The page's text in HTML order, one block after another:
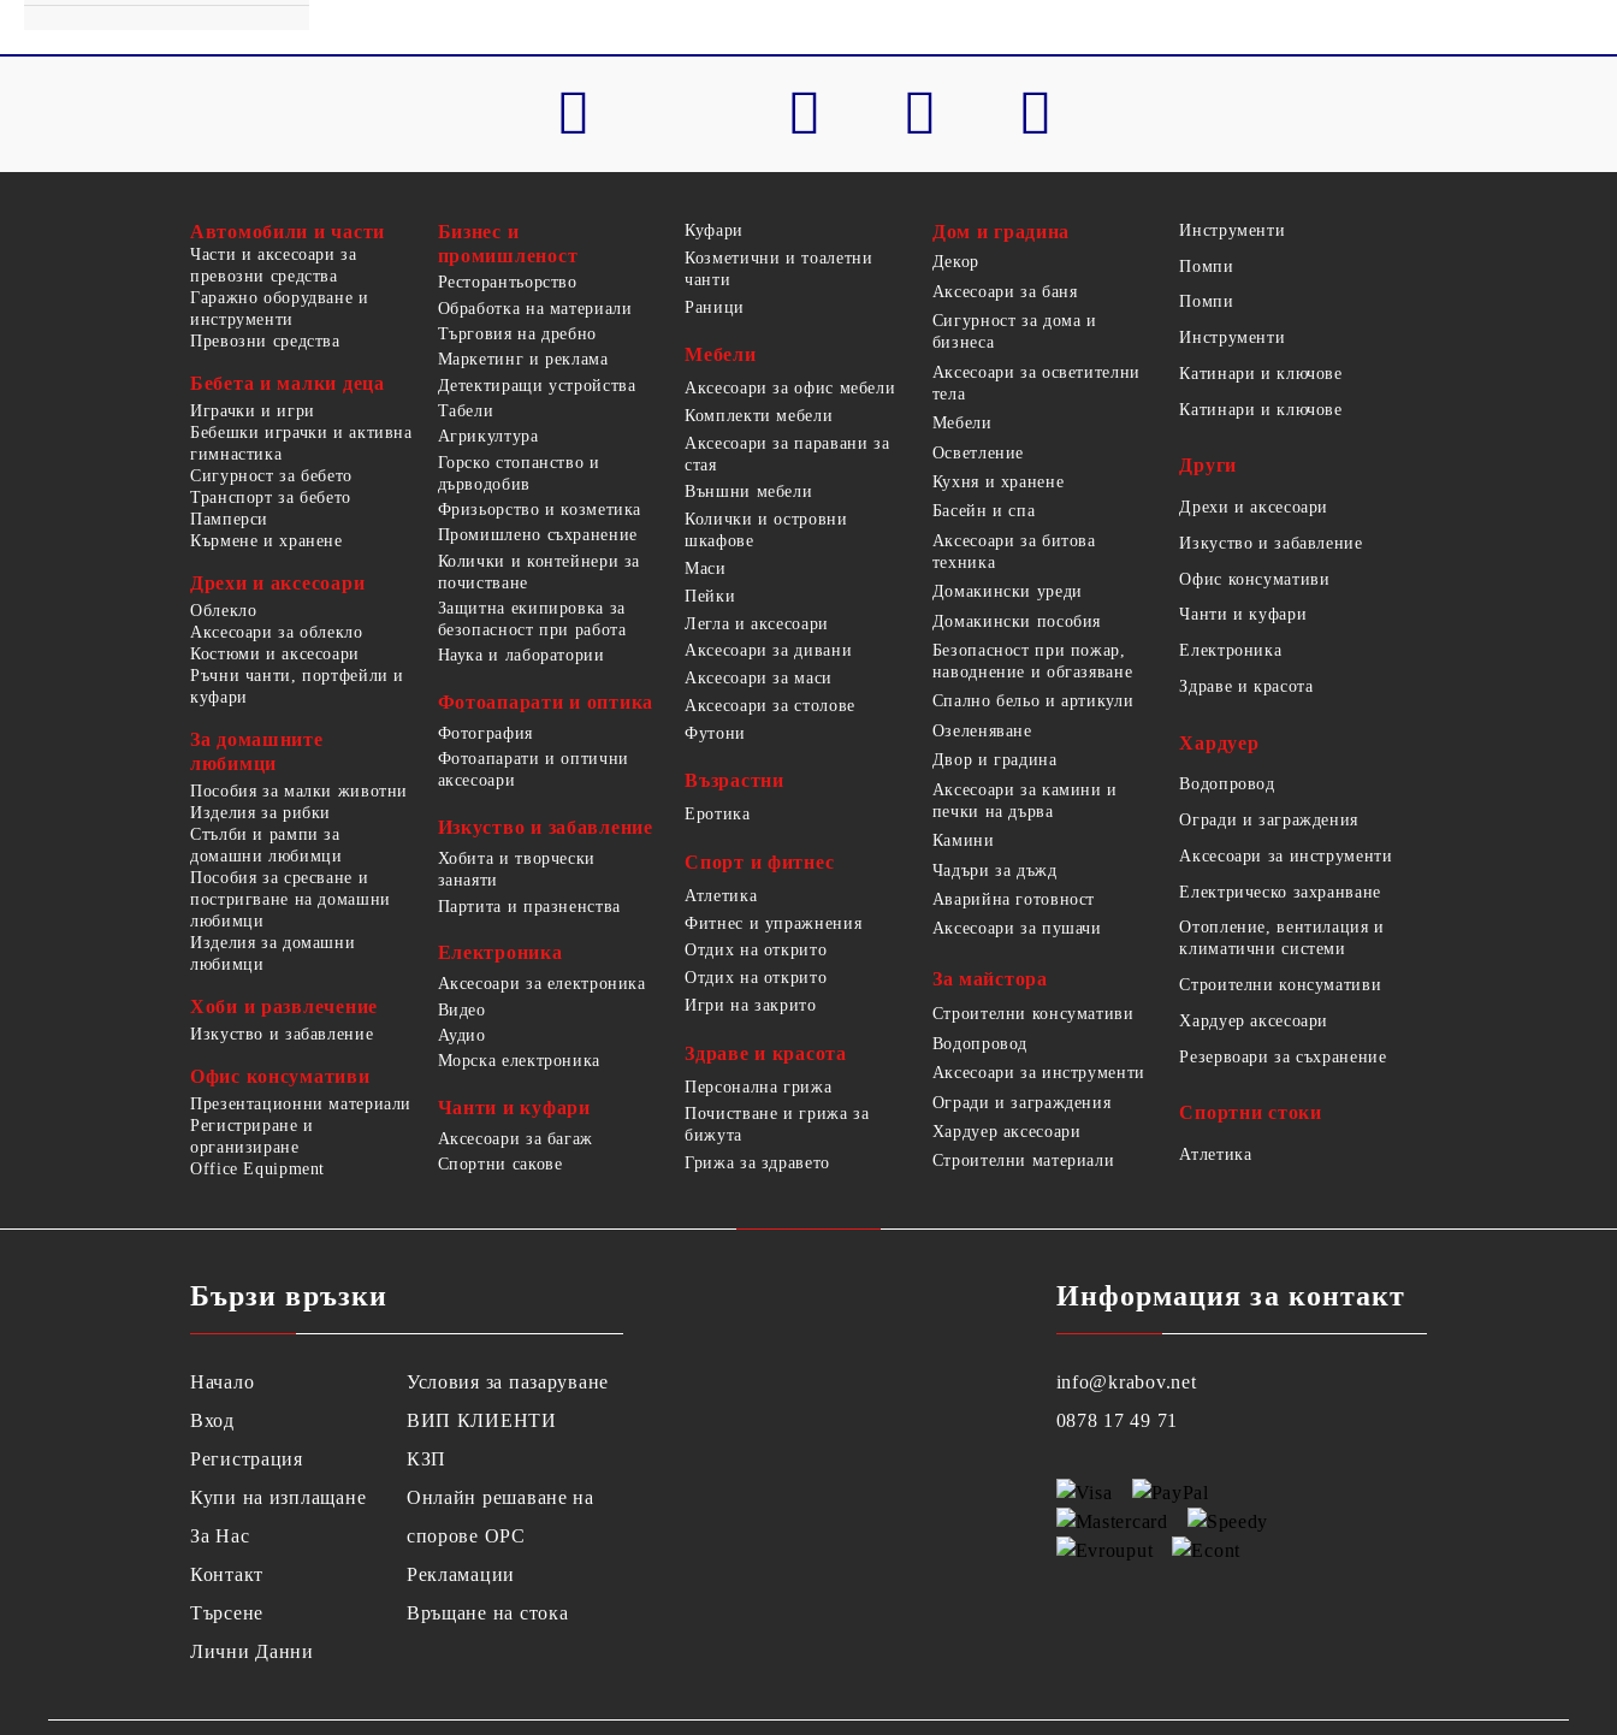
Автомобили и части
Части и аксесоари за
превозни средства
Гаражно оборудване и
инструменти
Превозни средства
Бебета и малки деца
Играчки и игри
Бебешки играчки и активна
гимнастика
Сигурност за бебето
Транспорт за бебето
Памперси
Кърмене и хранене
Дрехи и аксесоари
Облекло
Аксесоари за облекло
Костюми и аксесоари
Ръчни чанти, портфейли и
куфари
За домашните
любимци
Пособия за малки животни
Изделия за рибки
Стълби и рампи за
домашни любимци
Пособия за сресване и
постригване на домашни
любимци
Изделия за домашни
любимци
Хоби и развлечение
Изкуство и забавление
Офис консумативи
Презентационни материали
Регистриране и
организиране
Office Equipment
Бизнес и
промишленост
Ресторантьорство
Обработка на материали
Търговия на дребно
Маркетинг и реклама
Детектиращи устройства
Табели
Агрикултура
Горско стопанство и
дърводобив
Фризьорство и козметика
Промишлено съхранение
Колички и контейнери за
почистване
Защитна екипировка за
безопасност при работа
Наука и лаборатории
Фотоапарати и оптика
Фотография
Фотоапарати и оптични
аксесоари
Изкуство и забавление
Хобита и творчески
занаяти
Партита и празненства
Електроника
Аксесоари за електроника
Видео
Аудио
Морска електроника
Чанти и куфари
Аксесоари за багаж
Спортни сакове
Куфари
Козметични и тоалетни
чанти
Раници
Мебели
Аксесоари за офис мебели
Комплекти мебели
Аксесоари за паравани за
стая
Външни мебели
Колички и островни
шкафове
Маси
Пейки
Легла и аксесоари
Аксесоари за дивани
Аксесоари за маси
Аксесоари за столове
Футони
Възрастни
Еротика
Спорт и фитнес
Атлетика
Фитнес и упражнения
Отдих на открито
Отдих на открито
Игри на закрито
Здраве и красота
Персонална грижа
Почистване и грижа за
бижута
Грижа за здравето
Дом и градина
Декор
Аксесоари за баня
Сигурност за дома и
бизнеса
Аксесоари за осветителни
тела
Мебели
Осветление
Кухня и хранене
Басейн и спа
Аксесоари за битова
техника
Домакински уреди
Домакински пособия
Безопасност при пожар,
наводнение и обгазяване
Спално бельо и артикули
Озеленяване
Двор и градина
Аксесоари за камини и
печки на дърва
Камини
Чадъри за дъжд
Аварийна готовност
Аксесоари за пушачи
За майстора
Строителни консумативи
Водопровод
Аксесоари за инструменти
Огради и заграждения
Хардуер аксесоари
Строителни материали
Инструменти
Помпи
Помпи
Инструменти
Катинари и ключове
Катинари и ключове
Други
Дрехи и аксесоари
Изкуство и забавление
Офис консумативи
Чанти и куфари
Електроника
Здраве и красота
Хардуер
Водопровод
Огради и заграждения
Аксесоари за инструменти
Електрическо захранване
Отопление, вентилация и
климатични системи
Строителни консумативи
Хардуер аксесоари
Резервоари за съхранение
Спортни стоки
Атлетика
Бързи връзки
Начало
Вход
Регистрация
Купи на изплащане
За Нас
Контакт
Търсене
Лични Данни
Условия за пазаруване
ВИП КЛИЕНТИ
КЗП
Онлайн решаване на
спорове OPC
Рекламации
Връщане на стока
Информация за контакт
info@krabov.net
0878 17 49 71